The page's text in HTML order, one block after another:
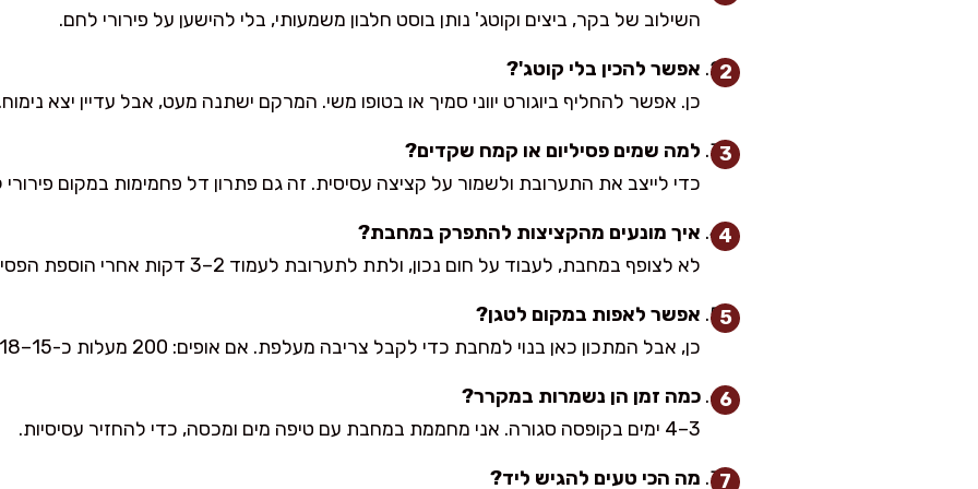
השילוב של בקר, ביצים וקוטג' נותן בוסט חלבון משמעותי, בלי להישען על פירורי לחם.
אפשר להכין בלי קוטג'?
כן. אפשר להחליף ביוגורט יווני סמיך או בטופו משי. המרקם ישתנה מעט, אבל עדיין יצא
למה שמים פסיליום או קמח שקדים?
כדי לייצב את התערובת ולשמור על קציצה עסיסית. זה גם פתרון דל פחמימות במקום
איך מונעים מהקציצות להתפרק במחבת?
לא לצופף במחבת, לעבוד על חום נכון, ולתת לתערובת לעמוד 2–3 דקות אחרי הוספת הפסיליום/קמח שקדים.
אפשר לאפות במקום לטגן?
כן, אבל המתכון כאן בנוי למחבת כדי לקבל צריבה מעלפת. אם אופים: 200 מעלות כ-15–18 דקות ולהפוך באמצע.
כמה זמן הן נשמרות במקרר?
3–4 ימים בקופסה סגורה. אני מחממת במחבת עם טיפה מים ומכסה, כדי להחזיר עסיסיות.
מה הכי טעים להגיש ליד?